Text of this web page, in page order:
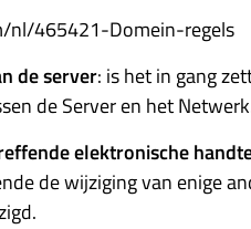
nl/465421-Domein-regels
de server: is het in gang
de Server en het
elektronische
de wijziging van enige